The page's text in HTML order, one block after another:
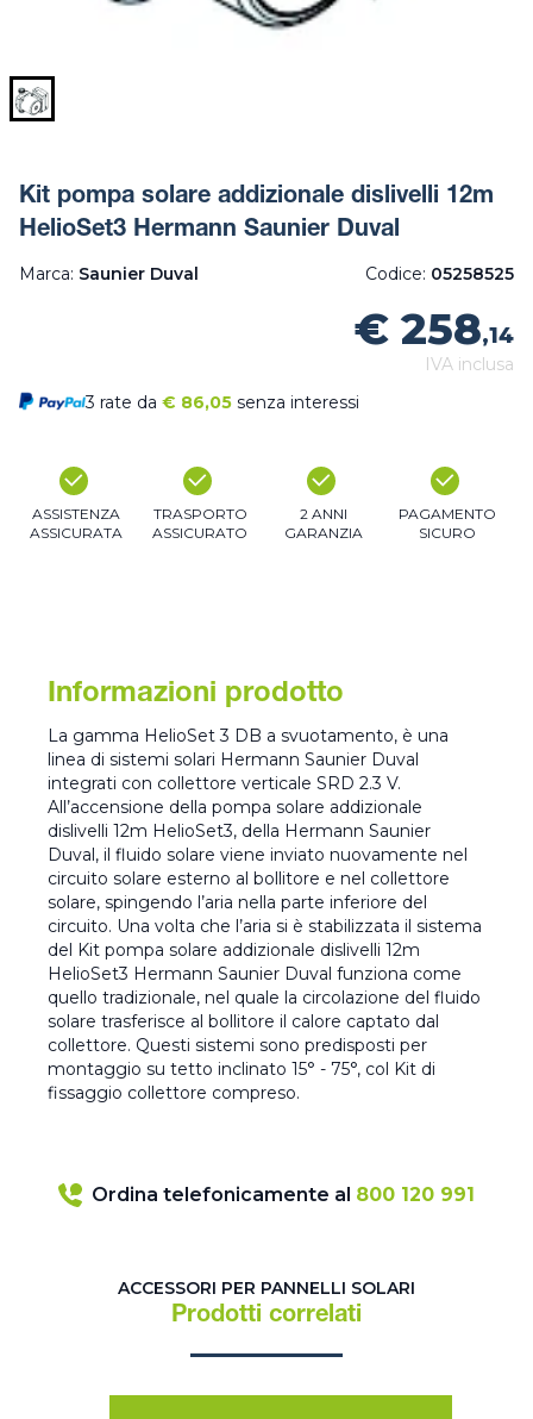
Kit pompa solare addizionale dislivelli 12m
HelioSet3 Hermann Saunier Duval
Marca: Saunier Duval Codice: 05258525
€ 258,14
IVA inclusa
3 rate da € 86,05 senza interessi
ASSISTENZA
ASSICURATA
TRASPORTO
ASSICURATO
2 ANNI
GARANZIA
PAGAMENTO
SICURO
Informazioni prodotto
La gamma HelioSet 3 DB a svuotamento, è una
linea di sistemi solari Hermann Saunier Duval
integrati con collettore verticale SRD 2.3 V.
All’accensione della pompa solare addizionale
dislivelli 12m HelioSet3, della Hermann Saunier
Duval, il fluido solare viene inviato nuovamente nel
circuito solare esterno al bollitore e nel collettore
solare, spingendo l’aria nella parte inferiore del
circuito. Una volta che l’aria si è stabilizzata il sistema
del Kit pompa solare addizionale dislivelli 12m
HelioSet3 Hermann Saunier Duval funziona come
quello tradizionale, nel quale la circolazione del fluido
solare trasferisce al bollitore il calore captato dal
collettore. Questi sistemi sono predisposti per
montaggio su tetto inclinato 15° - 75°, col Kit di
fissaggio collettore compreso.
Ordina telefonicamente al 800 120 991
ACCESSORI PER PANNELLI SOLARI
Prodotti correlati